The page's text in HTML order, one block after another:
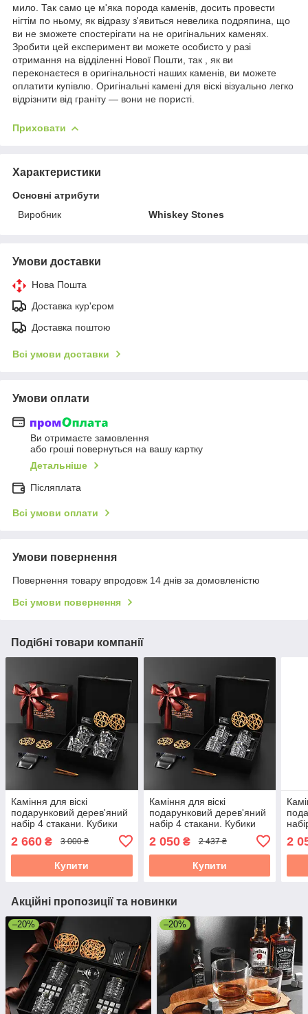
мило. Так само це м'яка порода каменів, досить провести
нігтім по ньому, як відразу з'явиться невелика подряпина, що
ви не зможете спостерігати на не оригінальних каменях.
Зробити цей експеримент ви можете особисто у разі
отримання на відділенні Нової Пошти, так , як ви
переконаєтеся в оригінальності наших каменів, ви можете
оплатити купівлю. Оригінальні камені для віскі візуально легко
відрізнити від граніту — вони не пористі.
Приховати
Характеристики
Основні атрибути
Виробник
Whiskey Stones
Умови доставки
Нова Пошта
Доставка кур'єром
Доставка поштою
Всі умови доставки
Умови оплати
Ви отримаєте замовлення
або гроші повернуться на вашу картку
Детальніше
Післяплата
Всі умови оплати
Умови повернення
Повернення товару впродовж 14 днів за домовленістю
Всі умови повернення
Подібні товари компанії
Каміння для віскі
подарунковий дерев'яний
набір 4 стакани. Кубики
для охолодження віскі 4
склянки Bohemia
Casablanca
2 660 ₴ 3 000 ₴
Купити
Каміння для віскі
подарунковий дерев'яний
набір 4 стакани. Кубики
для охолодження віскі 4
склянки Bohemia Diamond
2 050₴ 2 437 ₴
Купити
2
Акційні пропозиції та новинки
–20% –20%